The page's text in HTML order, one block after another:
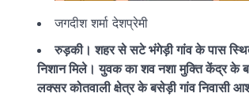
जगदीश शर्मा देशप्रेमी
रुड़की। शहर से सटे भंगेड़ी गांव के पास स्थित
निशान मिले। युवक का शव नशा मुक्ति केंद्र के
लक्सर कोतवाली क्षेत्र के बसेड़ी गांव निवासी